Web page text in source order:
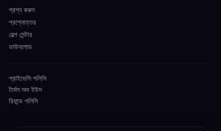
প্রশ্ন করুন
প্রশ্নোত্তর
হেল্প সেন্টার
ডাউনলোড
প্রাইভেসি পলিসি
টার্মস অব ইউস
রিফান্ড পলিসি